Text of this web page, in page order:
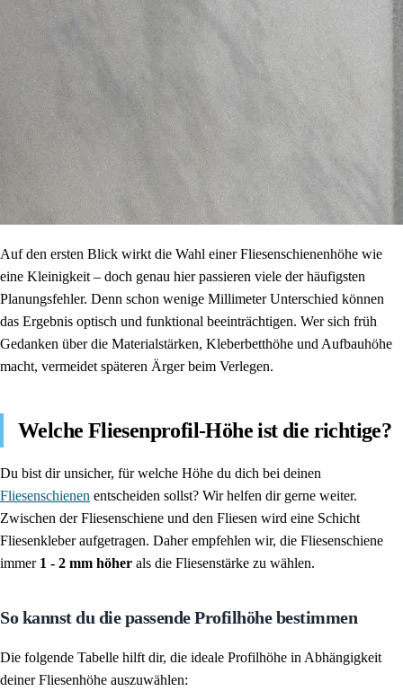
Auf den ersten Blick wirkt die Wahl einer Fliesenschienenhöhe wie
eine Kleinigkeit – doch genau hier passieren viele der häufigsten
Planungsfehler. Denn schon wenige Millimeter Unterschied können
das Ergebnis optisch und funktional beeinträchtigen. Wer sich früh
Gedanken über die Materialstärken, Kleberbetthöhe und Aufbauhöhe
macht, vermeidet späteren Ärger beim Verlegen.
Welche Fliesenprofil-Höhe ist die richtige?
Du bist dir unsicher, für welche Höhe du dich bei deinen
Fliesenschienen entscheiden sollst? Wir helfen dir gerne weiter.
Zwischen der Fliesenschiene und den Fliesen wird eine Schicht
Fliesenkleber aufgetragen. Daher empfehlen wir, die Fliesenschiene
immer 1 - 2 mm höher als die Fliesenstärke zu wählen.
So kannst du die passende Profilhöhe bestimmen
Die folgende Tabelle hilft dir, die ideale Profilhöhe in Abhängigkeit
deiner Fliesenhöhe auszuwählen: